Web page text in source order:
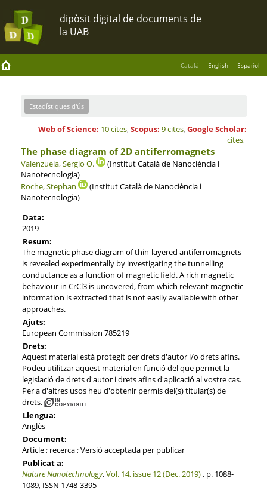
Català English Español
Estadístiques d'ús
Web of Science: 10 cites, Scopus: 9 cites, Google Scholar:
cites,
The phase diagram of 2D antiferromagnets
Valenzuela, Sergio O.
(Institut Català de Nanociència i
Nanotecnologia)
Roche, Stephan
(Institut Català de Nanociència i
Nanotecnologia)
Data:
2019
Resum:
The magnetic phase diagram of thin-layered antiferromagnets
is revealed experimentally by investigating the tunnelling
conductance as a function of magnetic field. A rich magnetic
behaviour in CrCl3 is uncovered, from which relevant magnetic
information is extracted that is not easily available with other
approaches.
Ajuts:
European Commission 785219
Drets:
Aquest material està protegit per drets d'autor i/o drets afins.
Podeu utilitzar aquest material en funció del que permet la
legislació de drets d'autor i drets afins d'aplicació al vostre cas.
Per a d'altres usos heu d'obtenir permís del(s) titular(s) de
drets.
Llengua:
Anglès
Document:
Article ; recerca ; Versió acceptada per publicar
Publicat a:
Nature Nanotechnology,Vol. 14, issue 12 (Dec. 2019), p. 1088-
1089, ISSN 1748-3395